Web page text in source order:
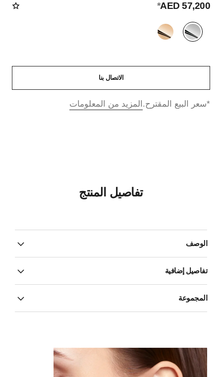
57,200 AED
*
الصيغة البديلة(2)
الاتصال بنا
↩
*سعر البيع المقترح. المزيد من المعلومات
تفاصيل المنتج
الوصف
تفاصيل إضافية
المجموعة